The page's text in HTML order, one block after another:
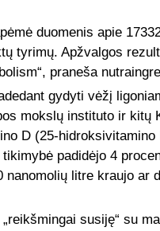
duomenis apie
tyrimų. Apžvalgos
praneša
gydyti vėžį
mokslų instituto ir kitų
D (25-
padidėjo 4
litre kraujo ar
susiję“ su